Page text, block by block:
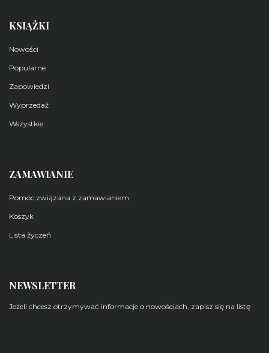
KSIĄŻKI
Nowości
Popularne
Zapowiedzi
Wyprzedaż
Wszystkie
ZAMAWIANIE
Pomoc związana z zamawianiem
Koszyk
Lista życzeń
NEWSLETTER
Jeżeli chcesz otrzymywać informacje o nowościach, zapisz się na listę